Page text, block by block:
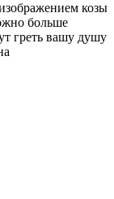
козы
больше
греть вашу душу